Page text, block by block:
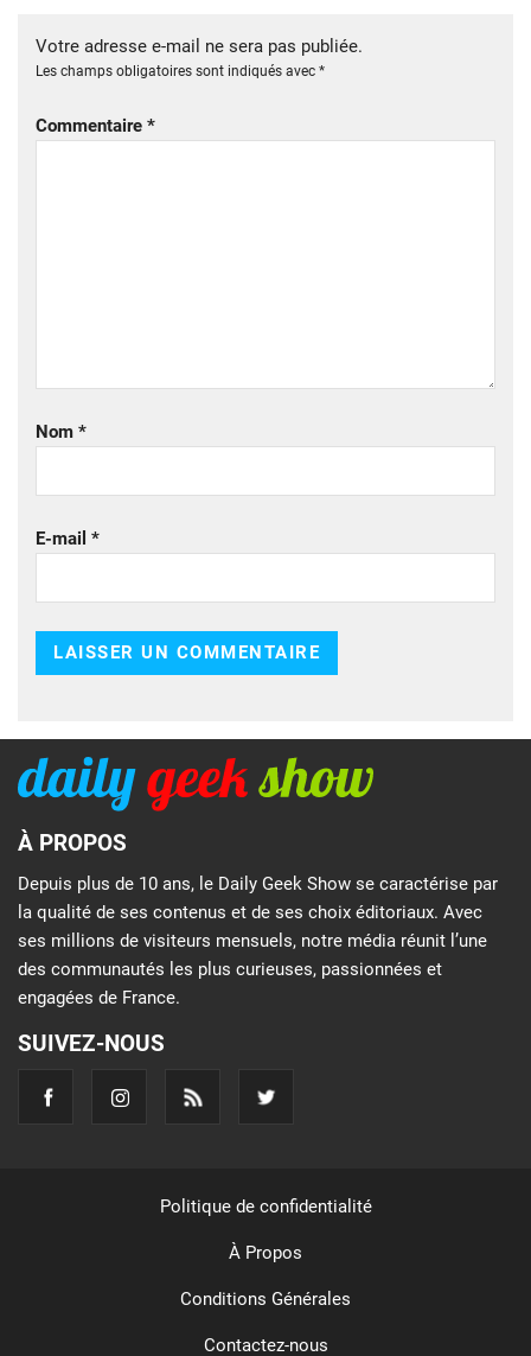
Votre adresse e-mail ne sera pas publiée.
Les champs obligatoires sont indiqués avec *
Commentaire *
Nom *
E-mail *
À PROPOS
Depuis plus de 10 ans, le Daily Geek Show se caractérise par
la qualité de ses contenus et de ses choix éditoriaux. Avec
ses millions de visiteurs mensuels, notre média réunit l’une
des communautés les plus curieuses, passionnées et
engagées de France.
SUIVEZ-NOUS
Politique de confidentialité
À Propos
Conditions Générales
Contactez-nous